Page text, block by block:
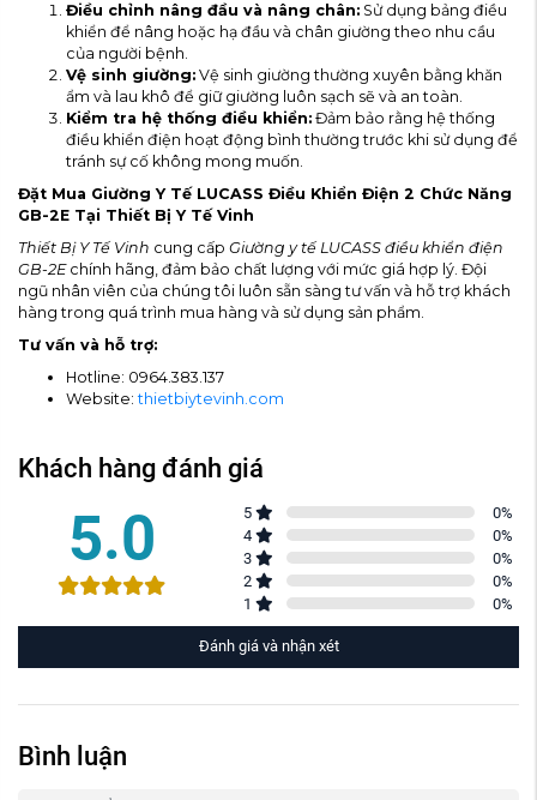
Điều chỉnh nâng đầu và nâng chân: Sử dụng bảng điều
khiển để nâng hoặc hạ đầu và chân giường theo nhu cầu
của người bệnh.
Vệ sinh giường: Vệ sinh giường thường xuyên bằng khăn
ẩm và lau khô để giữ giường luôn sạch sẽ và an toàn.
Kiểm tra hệ thống điều khiển: Đảm bảo rằng hệ thống
điều khiển điện hoạt động bình thường trước khi sử dụng để
tránh sự cố không mong muốn.
Đặt Mua Giường Y Tế LUCASS Điều Khiển Điện 2 Chức Năng
GB-2E Tại Thiết Bị Y Tế Vinh
Thiết Bị Y Tế Vinh cung cấp Giường y tế LUCASS điều khiển điện
GB-2Echính hãng, đảm bảo chất lượng với mức giá hợp lý. Đội
ngũ nhân viên của chúng tôi luôn sẵn sàng tư vấn và hỗ trợ khách
hàng trong quá trình mua hàng và sử dụng sản phẩm.
Tư vấn và hỗ trợ:
Hotline: 0964.383.137
Website:thietbiytevinh.com
Khách hàng đánh giá
5.0 5 0%
4
0%
3
0%
2
0%
1
0%
Đánh giá và nhận xét
Bình luận